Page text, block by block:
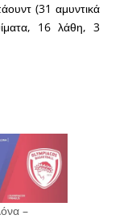
(31 αμυντικά
16 λάθη, 3
–